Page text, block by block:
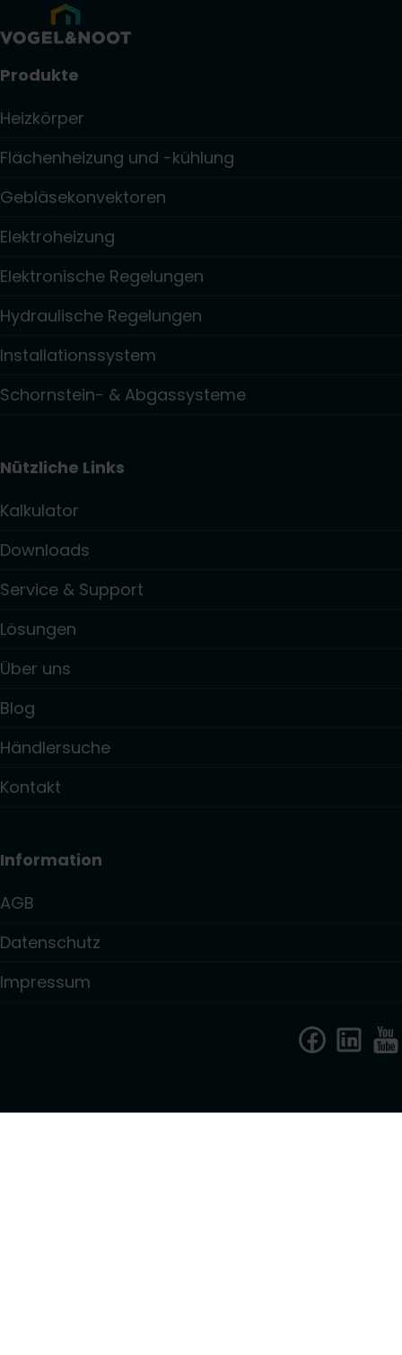
Produkte
Heizkörper
Flächenheizung und -kühlung
Gebläsekonvektoren
Elektroheizung
Elektronische Regelungen
Hydraulische Regelungen
Installationssystem
Schornstein- & Abgassysteme
Nützliche Links
Kalkulator
Downloads
Service & Support
Lösungen
Über uns
Blog
Händlersuche
Kontakt
Information
AGB
Datenschutz
Impressum